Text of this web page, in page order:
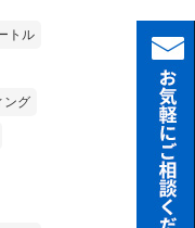
トル
ング